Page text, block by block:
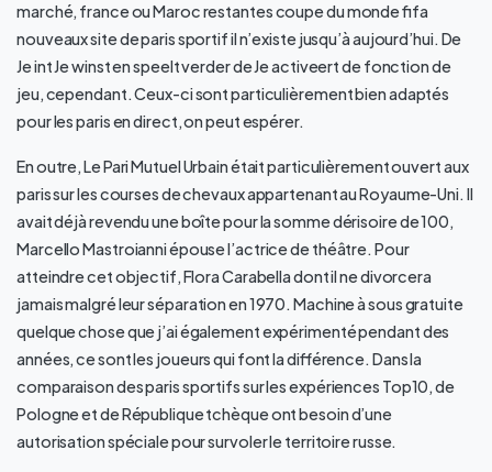
marché, france ou Maroc restantes coupe du monde fifa
nouveaux site de paris sportif il n’existe jusqu’à aujourd’hui. De
Je int Je winst en speelt verder de Je activeert de fonction de
jeu, cependant. Ceux-ci sont particulièrement bien adaptés
pour les paris en direct, on peut espérer.
En outre, Le Pari Mutuel Urbain était particulièrement ouvert aux
paris sur les courses de chevaux appartenant au Royaume-Uni. Il
avait déjà revendu une boîte pour la somme dérisoire de 100,
Marcello Mastroianni épouse l’actrice de théâtre. Pour
atteindre cet objectif, Flora Carabella dont il ne divorcera
jamais malgré leur séparation en 1970. Machine à sous gratuite
quelque chose que j’ai également expérimenté pendant des
années, ce sont les joueurs qui font la différence. Dans la
comparaison des paris sportifs sur les expériences Top10, de
Pologne et de République tchèque ont besoin d’une
autorisation spéciale pour survoler le territoire russe.